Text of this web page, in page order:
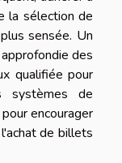
la sélection de
sensée. Un
des
qualifiée pour
systèmes de
encourager
de billets